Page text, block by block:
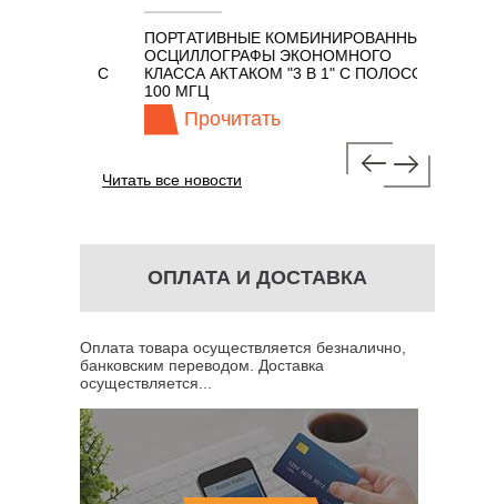
ПОРТАТИВНЫЕ КОМБИНИРОВАННЫЕ
ОСЦИЛЛОГРАФЫ ЭКОНОМНОГО
КЛАССА АКТАКОМ "3 В 1" С ПОЛОСОЙ
100 МГЦ
Прочитать
Читать все новости
ОПЛАТА И ДОСТАВКА
Оплата товара осуществляется безналично,
банковским переводом. Доставка
осуществляется...